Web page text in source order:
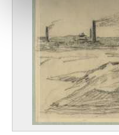
publicité et d'analyse,
avec d'autres
ou qu'ils ont collectées
services.